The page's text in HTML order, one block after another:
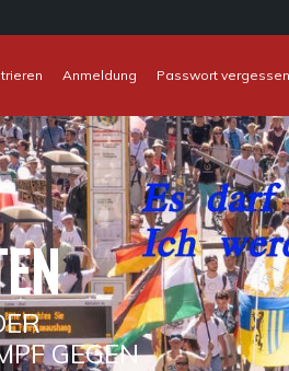
Anmeldung Passwort vergessen
GEGEN